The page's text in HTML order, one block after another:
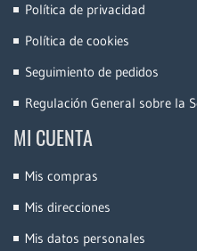
Política de privacidad
Política de cookies
Seguimiento de pedidos
Regulación General sobre la
MI CUENTA
Mis compras
Mis direcciones
Mis datos personales